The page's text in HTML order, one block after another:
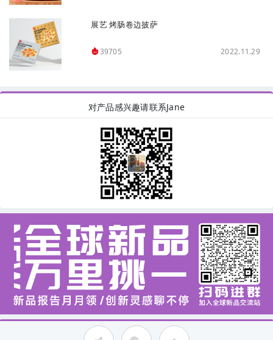
展艺 烤肠卷边披萨
39705 2022.11.29
对产品感兴趣请联系Jane